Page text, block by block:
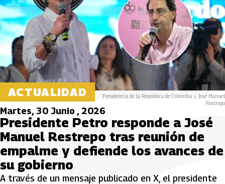
ACTUALIDAD
Presidencia de la República de Colombia y José Manuel
Restrepo
Martes, 30 Junio , 2026
Presidente Petro responde a José
Manuel Restrepo tras reunión de
empalme y defiende los avances de
su gobierno
A través de un mensaje publicado en X, el presidente